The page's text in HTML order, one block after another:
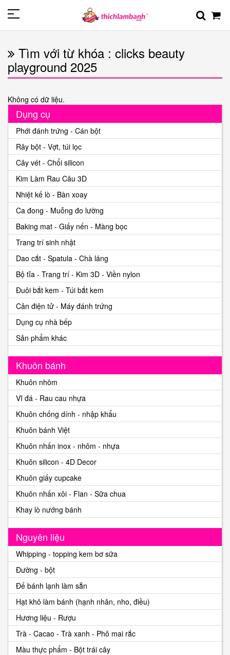
Tìm với từ khóa : clicks beauty
playground 2025
Không có dữ liệu.
Dụng cụ
Phới đánh trứng - Cán bột
Rây bột - Vợt, túi lọc
Cây vét - Chổi silicon
Kim Làm Rau Câu 3D
Nhiệt kế lò - Bàn xoay
Ca đong - Muỗng đo lường
Baking mat - Giấy nến - Màng bọc
Trang trí sinh nhật
Dao cắt - Spatula - Chà láng
Bộ tỉa - Trang trí - Kim 3D - Viền nylon
Đuôi bắt kem - Túi bắt kem
Cân điện tử - Máy đánh trứng
Dụng cụ nhà bếp
Sản phẩm khác
Khuôn bánh
Khuôn nhôm
Vĩ đá - Rau cau nhựa
Khuôn chống dính - nhập khẩu
Khuôn bánh Việt
Khuôn nhấn inox - nhôm - nhựa
Khuôn silicon - 4D Decor
Khuôn giấy cupcake
Khuôn nhấn xôi - Flan - Sữa chua
Khay lò nướng bánh
Nguyên liệu
Whipping - topping kem bơ sữa
Đường - bột
Đế bánh lạnh làm sẵn
Hạt khô làm bánh (hạnh nhân, nho, điều)
Hương liệu - Rượu
Trà - Cacao - Trà xanh - Phô mai rắc
Màu thực phẩm - Bột trái cây